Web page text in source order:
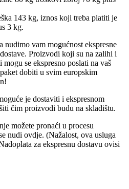
143 kg, iznos koji treba platiti je
3 kg.
nudimo vam mogućnost ekspresne
Proizvodi koji su na zalihi i
se ekspresno poslati na vaš
dobiti u svim europskim
je dostaviti i ekspresnom
čim proizvodi budu na skladištu.
možete pronaći u procesu
nudi ovdje. (Nažalost, ova usluga
za ekspresnu dostavu ovisi